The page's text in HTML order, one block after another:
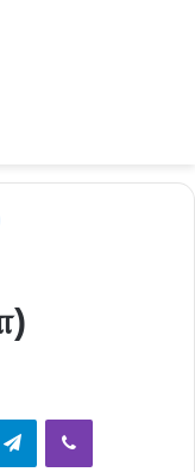
TelegramViber